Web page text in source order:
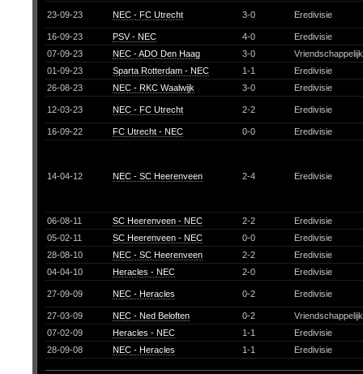
23-09-23 NEC - FC Utrecht 3-0 Eredivisie
16-09-23 PSV - NEC 4-0
Eredivisie
07-09-23
NEC - ADO Den Haag 3-0
01-09-23
Sparta Rotterdam - NEC 1-1
Eredivisie
26-08-23
NEC - RKC Waalwijk 3-0 Eredivisie
12-03-23 NEC - FC Utrecht 2-2 Eredivisie
16-09-22 FC Utrecht - NEC 0-0 Eredivisie
14-04-12 NEC - SC Heerenveen 2-4 Eredivisie
06-08-11 SC Heerenveen - NEC 2-2
Eredivisie
05-02-11
SC Heerenveen - NEC 0-0
Eredivisie
28-08-10
NEC - SC Heerenveen 2-2
Eredivisie
04-04-10
Heracles - NEC 2-0 Eredivisie
27-09-09 NEC - Heracles 0-2 Eredivisie
27-03-09 NEC - Ned Beloften 0-2
07-02-09
Heracles - NEC 1-1
Eredivisie
28-09-08
NEC - Heracles 1-1 Eredivisie